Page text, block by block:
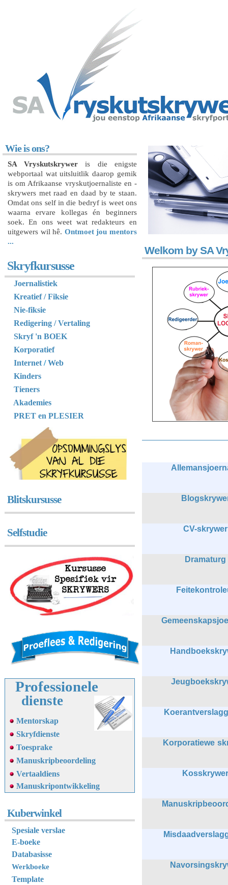
Welkom by SA
CV-skrywer
Dramaturg
Korporatiewe
Wie is ons?
SA Vryskutskrywer is die enigste
webportaal wat uitsluitlik daarop gemik
is om Afrikaanse vryskutjoernaliste en -
skrywers met raad en daad by te staan.
Omdat ons self in die bedryf is weet ons
waarna ervare kollegas én beginners
soek. En ons weet wat redakteurs en
uitgewers wil hê. Ontmoet jou mentors
...
Skryfkursusse
Joernalistiek
Kreatief / Fiksie
Nie-fiksie
Redigering / Vertaling
Skryf 'n BOEK
Korporatief
Internet /Web
Kinders
Tieners
Akademies
PRET en PLESIER
Blitskursusse
Selfstudie
Professionele
dienste
Mentorskap
Skryfdienste
Toesprake
Manuskripbeoordeling
Vertaaldiens
Manuskripontwikkeling
Kuberwinkel
Spesiale verslae
E-boeke
Databasisse
Werkboeke
Template